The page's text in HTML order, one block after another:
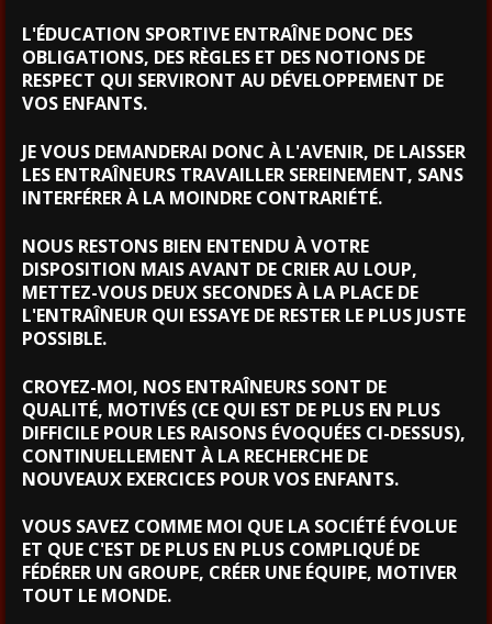
L'ÉDUCATION SPORTIVE ENTRAÎNE DONC DES
OBLIGATIONS, DES RÈGLES ET DES NOTIONS DE
RESPECT QUI SERVIRONT AU DÉVELOPPEMENT DE
VOS ENFANTS.
JE VOUS DEMANDERAI DONC À L'AVENIR, DE LAISSER
LES ENTRAÎNEURS TRAVAILLER SEREINEMENT, SANS
INTERFÉRER À LA MOINDRE CONTRARIÉTÉ.
NOUS RESTONS BIEN ENTENDU À VOTRE
DISPOSITION MAIS AVANT DE CRIER AU LOUP,
METTEZ-VOUS DEUX SECONDES À LA PLACE DE
L'ENTRAÎNEUR QUI ESSAYE DE RESTER LE PLUS JUSTE
POSSIBLE.
CROYEZ-MOI, NOS ENTRAÎNEURS SONT DE
QUALITÉ, MOTIVÉS (CE QUI EST DE PLUS EN PLUS
DIFFICILE POUR LES RAISONS ÉVOQUÉES CI-DESSUS),
CONTINUELLEMENT À LA RECHERCHE DE
NOUVEAUX EXERCICES POUR VOS ENFANTS.
VOUS SAVEZ COMME MOI QUE LA SOCIÉTÉ ÉVOLUE
ET QUE C'EST DE PLUS EN PLUS COMPLIQUÉ DE
FÉDÉRER UN GROUPE, CRÉER UNE ÉQUIPE, MOTIVER
TOUT LE MONDE.